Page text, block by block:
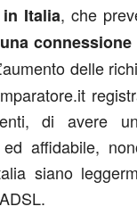
Italia, che
connessione
delle
di avere
affidabile,
siano